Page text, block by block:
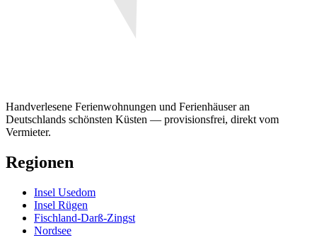
Handverlesene Ferienwohnungen und Ferienhäuser an
Deutschlands schönsten Küsten — provisionsfrei, direkt vom
Vermieter.
Regionen
Insel Usedom
Insel Rügen
Fischland-Darß-Zingst
Nordsee